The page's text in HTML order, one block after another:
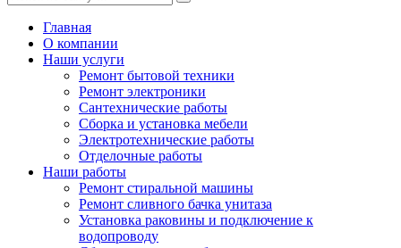
Главная
О компании
Наши услуги
Ремонт бытовой техники
Ремонт электроники
Сантехнические работы
Сборка и установка мебели
Электротехнические работы
Отделочные работы
Наши работы
Ремонт стиральной машины
Ремонт сливного бачка унитаза
Установка раковины и подключение к
водопроводу